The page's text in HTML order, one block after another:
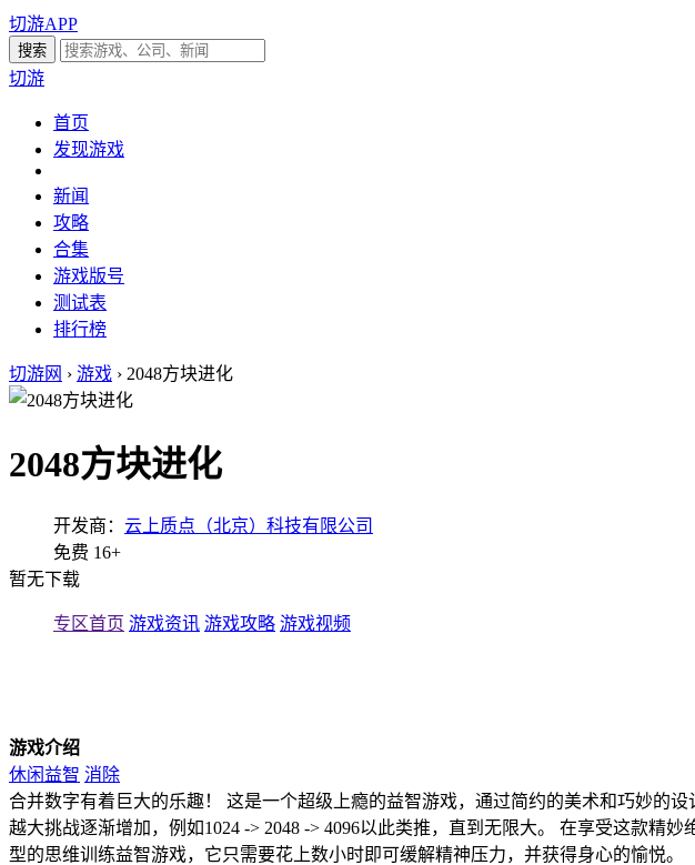
切游APP
切游
首页
发现游戏
新闻
攻略
合集
游戏版号
测试表
排行榜
切游网 › 游戏 › 2048方块进化
2048方块进化
开发商： 云上质点（北京）科技有限公司
免费 16+
暂无下载
专区首页 游戏资讯 游戏攻略 游戏视频
游戏介绍
休闲益智 消除
合并数字有着巨大的乐趣！ 这是一个超级上瘾的益智游戏，通过简约的美术和巧妙的
越大挑战逐渐增加，例如1024 -> 2048 -> 4096以此类推，直到无限大。 在享受这款精
型的思维训练益智游戏，它只需要花上数小时即可缓解精神压力，并获得身心的愉悦。